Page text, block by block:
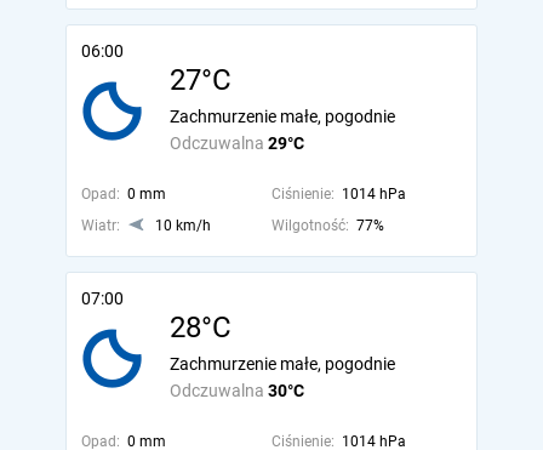
06:00
27°C
Odczuwalna 29°C
Zachmurzenie małe, pogodnie
Opad: 0 mm Ciśnienie: 1014 hPa
Wiatr:
10 km/h Wilgotność: 77%
07:00
28°C
Odczuwalna 30°C
Zachmurzenie małe, pogodnie
Opad: 0 mm Ciśnienie: 1014 hPa